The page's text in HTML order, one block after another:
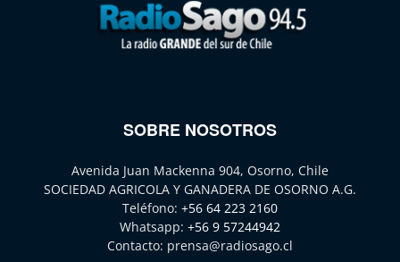
SOBRE NOSOTROS
Avenida Juan Mackenna 904, Osorno, Chile
SOCIEDAD AGRICOLA Y GANADERA DE OSORNO A.G.
Teléfono: +56 64 223 2160
Whatsapp: +56 9 57244942
Contacto: prensa@radiosago.cl